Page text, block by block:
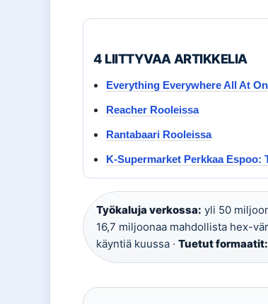
4 LIITTYVAA ARTIKKELIA
Everything Everywhere All At
Reacher Rooleissa
Rantabaari Rooleissa
K-Supermarket Perkkaa Espoo:
Työkaluja verkossa: yli 50
16,7 miljoonaa mahdollista hex-
käyntiä kuussa · Tuetut formaatit: